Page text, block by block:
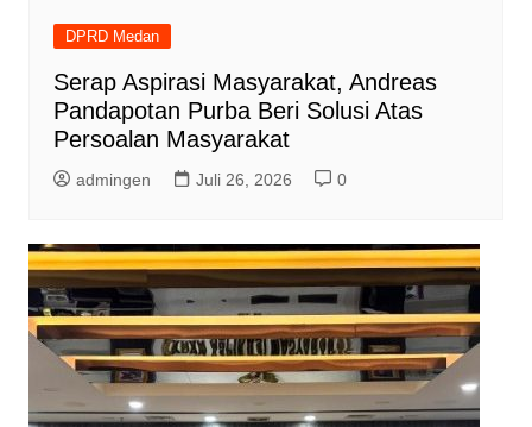
DPRD Medan
Serap Aspirasi Masyarakat, Andreas
Pandapotan Purba Beri Solusi Atas
Persoalan Masyarakat
admingen Juli 26, 2026 0